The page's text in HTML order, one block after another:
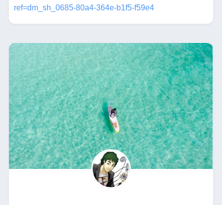
ref=dm_sh_0685-80a4-364e-b1f5-f59e4